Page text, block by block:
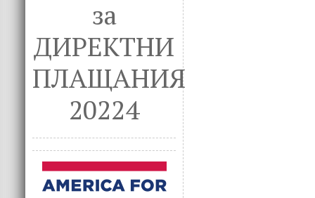
за
ДИРЕКТНИ
ПЛАЩАНИЯ
20224